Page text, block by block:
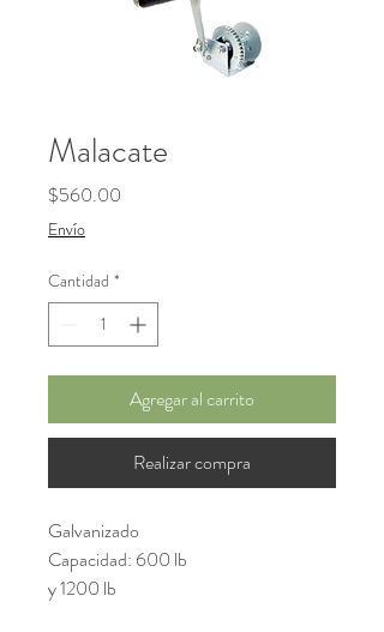
Malacate
$560.00
Envío
Cantidad *
Agregar al carrito
Realizar compra
Galvanizado
Capacidad: 600 lb
y 1200 lb